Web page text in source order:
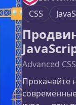
уровня
CSS
Advanced
Прокачайте